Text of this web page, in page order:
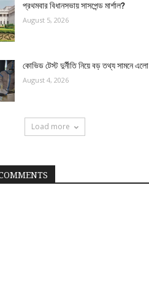
প্রথমবার বিধানসভায় সাসপেন্ড মার্শাল?
August 5, 2026
কোভিড টেস্ট দুর্নীতি নিয়ে বড় তথ্য সামনে এলো
August 4, 2026
Load more